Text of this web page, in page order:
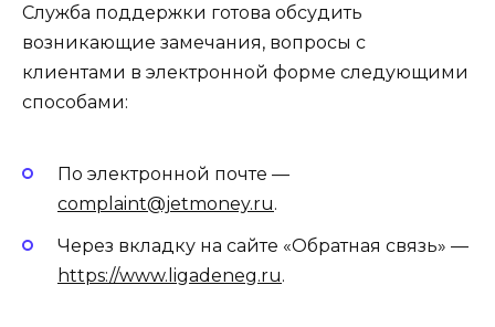
Служба поддержки готова обсудить
возникающие замечания, вопросы с
клиентами в электронной форме следующими
способами:
По электронной почте —
complaint@jetmoney.ru.
Через вкладку на сайте «Обратная связь» —
https://www.ligadeneg.ru.